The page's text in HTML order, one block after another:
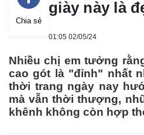
Chia sẻ
giày này là
01:05 02/05/24
Nhiều chị em tưởng
cao gót là "đỉnh" nhất
thời trang ngày nay
mà vẫn thời thượng,
khênh không còn hợp